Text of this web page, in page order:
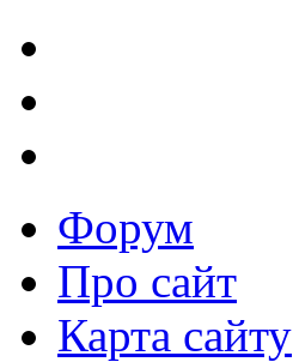
Форум
Про сайт
Карта сайту